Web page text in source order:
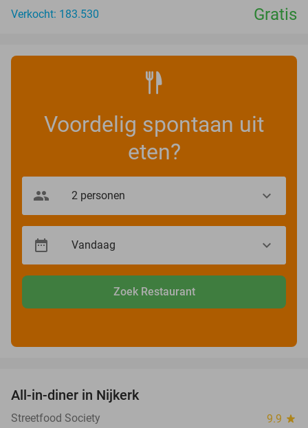
Verkocht: 183.530
Gratis
Voordelig spontaan uit
eten?
Zoek Restaurant
All-in-diner in Nijkerk
Streetfood Society 9.9 star